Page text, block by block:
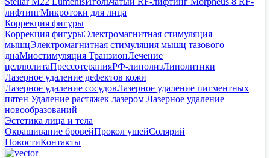
лифтингМикротоки для лица
Коррекция фигуры
Коррекция фигурыЭлектромагнитная стимуляция
мышцЭлектромагнитная стимуляция мышц тазового
днаМиостимуляция ТранзионЛечение
целлюлитаПрессотерапияРФ-липолизЛиполитики
Лазерное удаление дефектов кожи
Лазерное удаление сосудовЛазерное удаление пигментных
пятен Удаление растяжек лазером Лазерное удаление
новообразований
Эстетика лица и тела
Окрашивание бровейПрокол ушейСолярий
НовостиКонтакты